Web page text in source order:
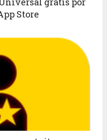
Store